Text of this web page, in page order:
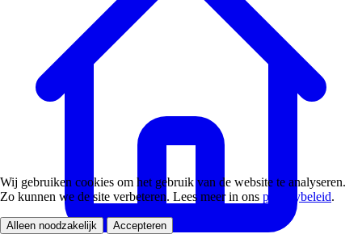
Wij gebruiken cookies om het gebruik van de website te analyseren.
Zo kunnen we de site verbeteren. Lees meer in ons privacybeleid.
Alleen noodzakelijk Accepteren